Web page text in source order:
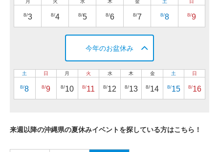
8/3 8/4 8/5 8/6 8/7 8/8 8/9
今年のお盆休み
土
8/8
日
8/9
月
8/10
火
8/11
水
8/12
木
8/13
金
8/14
土
8/15
日
8/16
来週以降の沖縄県の夏休みイベントを探している方はこちら！